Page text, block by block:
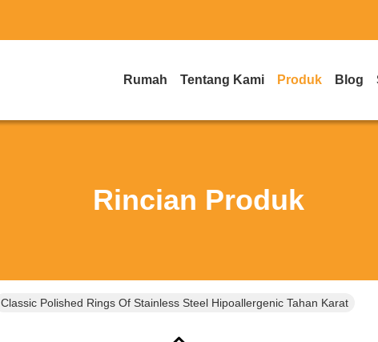
Rumah Tentang Kami Produk Blog
Rincian Produk
Classic Polished Rings Of Stainless Steel Hipoallergenic Tahan Karat